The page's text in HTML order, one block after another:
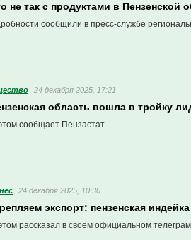
не так с продуктами в Пензенской
сообщили в пресс-службе
24 декабря 2025, 17:21
область вошла в тройку
сообщает Пензастат.
24 декабря 2025, 10:30
экспорт: пензенская
рассказал в своем официальном